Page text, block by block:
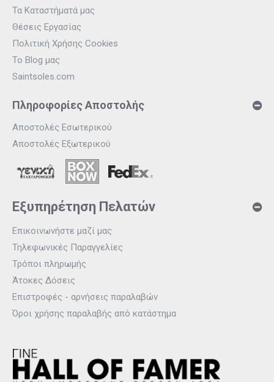
Τα Καταστήματά μας
Θέσεις Εργασίας
Πολιτική Χρήσης Cookies
Το Blog μας
Saintsoles.com
Πληροφορίες Αποστολής
Αποστολές Εσωτερικού
Αποστολές Εξωτερικού
Εξυπηρέτηση Πελατών
Επικοινωνήστε μαζί μας
Τηλεφωνικές Παραγγελίες
Τρόποι πληρωμής
Άτοκες Δόσεις
Επιστροφές - αρνήσεις παραλαβών
Όροι χρήσης παραλαβής από κατάστημα